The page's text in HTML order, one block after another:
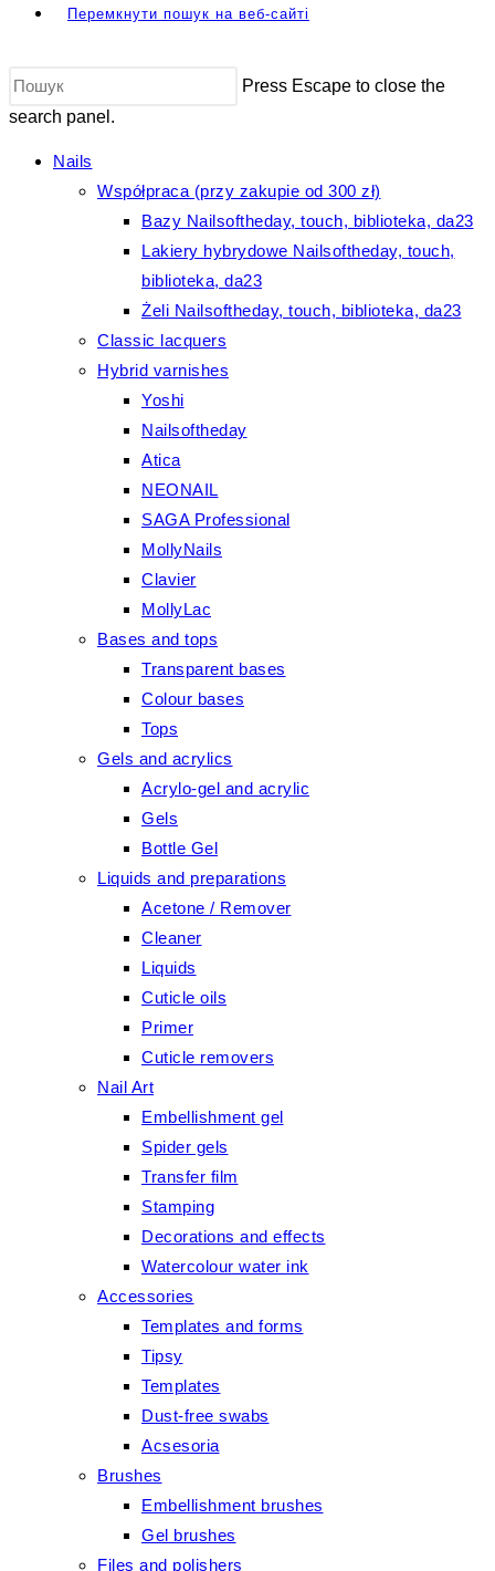
Перемкнути пошук на веб-сайті
Press Escape to close the
search panel.
Nails
Współpraca (przy zakupie od 300 zł)
Bazy Nailsoftheday, touch, biblioteka, da23
Lakiery hybrydowe Nailsoftheday, touch,
biblioteka, da23
Żeli Nailsoftheday, touch, biblioteka, da23
Classic lacquers
Hybrid varnishes
Yoshi
Nailsoftheday
Atica
NEONAIL
SAGA Professional
MollyNails
Clavier
MollyLac
Bases and tops
Transparent bases
Colour bases
Tops
Gels and acrylics
Acrylo-gel and acrylic
Gels
Bottle Gel
Liquids and preparations
Acetone / Remover
Cleaner
Liquids
Cuticle oils
Primer
Cuticle removers
Nail Art
Embellishment gel
Spider gels
Transfer film
Stamping
Decorations and effects
Watercolour water ink
Accessories
Templates and forms
Tipsy
Templates
Dust-free swabs
Acsesoria
Brushes
Embellishment brushes
Gel brushes
Files and polishers